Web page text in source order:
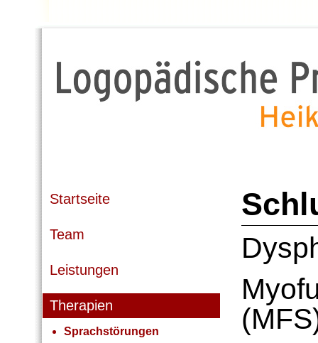
Startseite
Team
Leistungen
Therapien
Sprachstörungen